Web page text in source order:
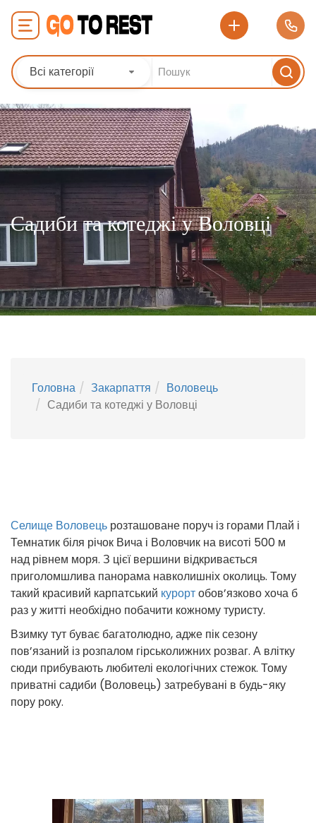
Всі категорії
Садиби та котеджі у Воловці
Головна Закарпаття
Воловець
Садиби та котеджі у Воловці
Селище Воловець розташоване поруч із горами Плай і
Темнатик біля річок Вича і Воловчик на висоті 500 м
над рівнем моря. З цієї вершини відкривається
приголомшлива панорама навколишніх околиць. Тому
такий красивий карпатський курортобов’язково хоча б
раз у житті необхідно побачити кожному туристу.
Взимку тут буває багатолюдно, адже пік сезону
пов’язаний із розпалом гірськолижних розваг. А влітку
сюди прибувають любителі екологічних стежок. Тому
приватні садиби (Воловець) затребувані в будь-яку
пору року.